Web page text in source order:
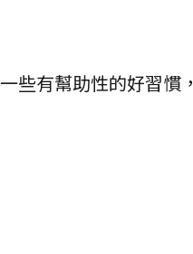
些有幫助性的好習慣，